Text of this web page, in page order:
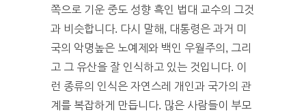
쪽으로 기운 중도 성향 흑인 법대 교수의 그것
과 비슷합니다. 다시 말해, 대통령은 과거 미
국의 악명높은 노예제와 백인 우월주의, 그리
고 그 유산을 잘 인식하고 있는 것입니다. 이
런 종류의 인식은 자연스레 개인과 국가의 관
계를 복잡하게 만듭니다. 많은 사람들이 부모